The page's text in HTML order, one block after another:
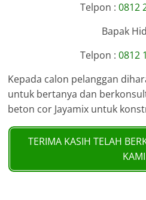
Telpon : 0812
Bapak
Telpon : 0812
Kepada calon pelanggan
untuk bertanya dan
beton cor Jayamix untuk
TERIMA KASIH TELAH
KAMI